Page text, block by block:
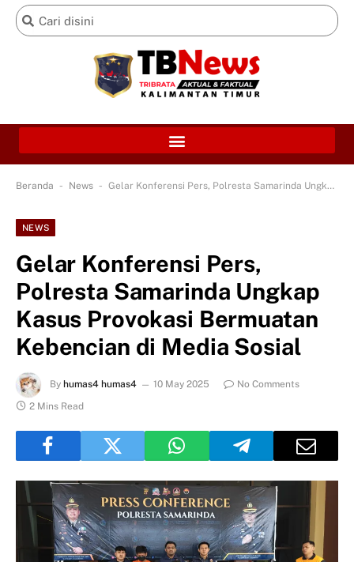
Beranda - News - Gelar Konferensi Pers, Polresta Samarinda Ungkap Kasus Provokasi Bermuatan Kebencian di Media Sosial
NEWS
Gelar Konferensi Pers,
Polresta Samarinda Ungkap
Kasus Provokasi Bermuatan
Kebencian di Media Sosial
By humas4 humas4 10 May 2025
No Comments
2 Mins Read